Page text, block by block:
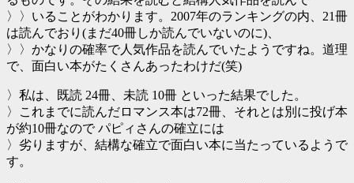
〉〉いることがわかります。2007年のランキングの内、21冊
は読んでおり(まだ40冊しか読んでいないのに)、
〉〉かなりの確率で人気作品を読んでいたようですね。道理
で、面白い本がたくさんあったわけだ(笑)
〉私は、既読 24冊、未読 10冊 といった結果でした。
〉これまでに読んだロマンス本は72冊、それとは別に投げ本
が約10冊なので パピィさんの確立には
〉劣りますが、結構な確立で面白い本に当たっているようで
す。